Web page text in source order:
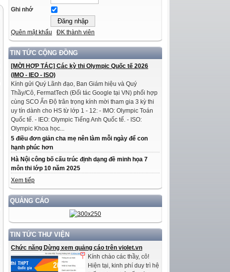
Ghi nhớ
Quên mật khẩu ĐK thành viên
TIN TỨC CỘNG ĐỒNG
[MỜI HỢP TÁC] Các kỳ thi Olympic Quốc tế 2026
(IMO - IEO - ISO)
Kính gửi Quý Lãnh đạo, Ban Giám hiệu và Quý
Thầy/Cô, FermatTech (Đối tác Google tại VN) phối hợp
cùng SCO Ấn Độ trân trọng kính mời tham gia 3 kỳ thi
uy tín dành cho HS từ lớp 1 - 12: - IMO: Olympic Toán
Quốc tế. - IEO: Olympic Tiếng Anh Quốc tế. - ISO:
Olympic Khoa học...
5 điều đơn giản cha mẹ nên làm mỗi ngày để con
hạnh phúc hơn
Hà Nội công bố cấu trúc định dạng đề minh họa 7
môn thi lớp 10 năm 2025
Xem tiếp
QUẢNG CÁO
TIN TỨC THƯ VIỆN
Chức năng Dừng xem quảng cáo trên violet.vn
Kính chào các thầy, cô!
Hiện tại, kinh phí duy trì hệ